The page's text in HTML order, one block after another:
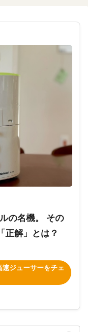
の名機。 その
正解」とは？
ジューサーをチェ